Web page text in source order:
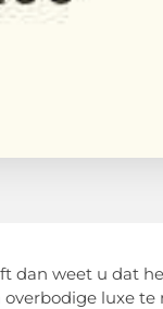
dan weet u dat
luxe